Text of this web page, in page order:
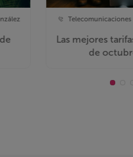
Telecomunicaciones
Las mejores
de